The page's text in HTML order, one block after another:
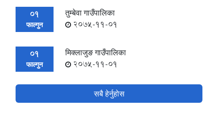
01
फाल्गुन
तुम्बेवा गाउँपालिका
2075-11-01
01
फाल्गुन
मिक्लाजुङ गाउँपालिका
2075-11-01
सबै हेर्नुहोस